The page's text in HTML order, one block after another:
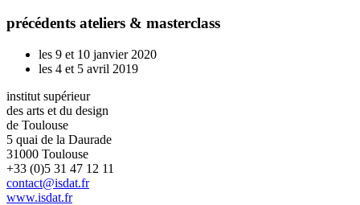
précédents ateliers & masterclass
les 9 et 10 janvier 2020
les 4 et 5 avril 2019
institut supérieur
des arts et du design
de Toulouse
5 quai de la Daurade
31000 Toulouse
+33 (0)5 31 47 12 11
contact@isdat.fr
www.isdat.fr